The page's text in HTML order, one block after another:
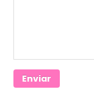
Enviar